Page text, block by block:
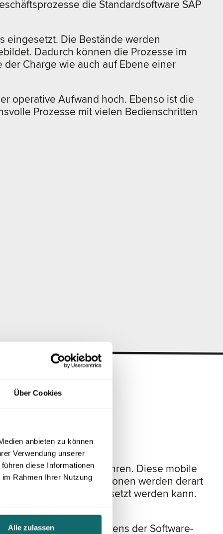
Über Cookies
anbieten zu können
Verwendung unserer
diese Informationen
Rahmen Ihrer Nutzung
Alle zulassen
die Standardsoftware SAP
eingesetzt. Die Bestände werden
Dadurch können die Prozesse im
Charge wie auch auf Ebene einer
operative Aufwand hoch. Ebenso ist die
Prozesse mit vielen Bedienschritten
Funktionalität einzuführen. Diese mobile
Prozesse. Die Funktionen werden derart
Standorten eingesetzt werden kann.
gestartet werden. Seitens der Software-